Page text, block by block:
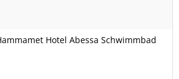
Hotel Abessa Schwimmbad